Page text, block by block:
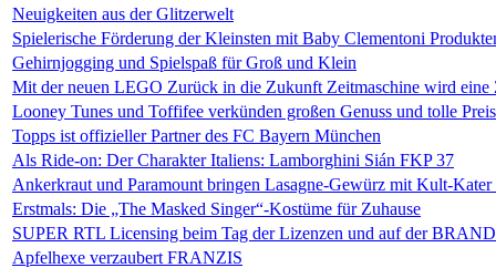
Neuigkeiten aus der Glitzerwelt
Spielerische Förderung der Kleinsten mit Baby Clementoni
Gehirnjogging und Spielspaß für Groß und Klein
Mit der neuen LEGO Zurück in die Zukunft Zeitmaschine wird eine
Looney Tunes und Toffifee verkünden großen Genuss und tolle
Topps ist offizieller Partner des FC Bayern München
Als Ride-on: Der Charakter Italiens: Lamborghini Sián FKP 37
Ankerkraut und Paramount bringen Lasagne-Gewürz mit Kult-
Erstmals: Die „The Masked Singer“-Kostüme für Zuhause
SUPER RTL Licensing beim Tag der Lizenzen und auf der
Apfelhexe verzaubert FRANZIS